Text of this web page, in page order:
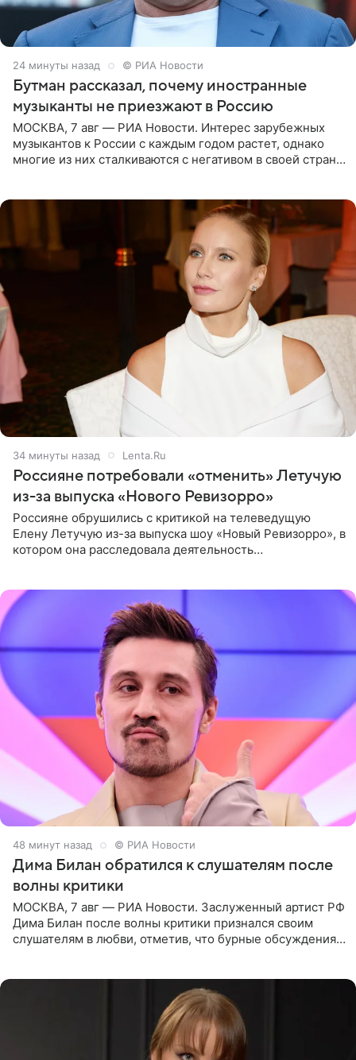
24 минуты назад © РИА Новости
Бутман рассказал, почему иностранные
музыканты не приезжают в Россию
МОСКВА, 7 авг — РИА Новости. Интерес зарубежных
музыкантов к России с каждым годом растет, однако
многие из них сталкиваются с негативом в своей стране
34 минуты назад Lenta.Ru
Россияне потребовали «отменить» Летучую
из-за выпуска «Нового Ревизорро»
Россияне обрушились с критикой на телеведущую
Елену Летучую из-за выпуска шоу «Новый Ревизорро», в
котором она расследовала деятельность
48 минут назад © РИА Новости
Дима Билан обратился к слушателям после
волны критики
МОСКВА, 7 авг — РИА Новости. Заслуженный артист РФ
Дима Билан после волны критики признался своим
слушателям в любви, отметив, что бурные обсуждения